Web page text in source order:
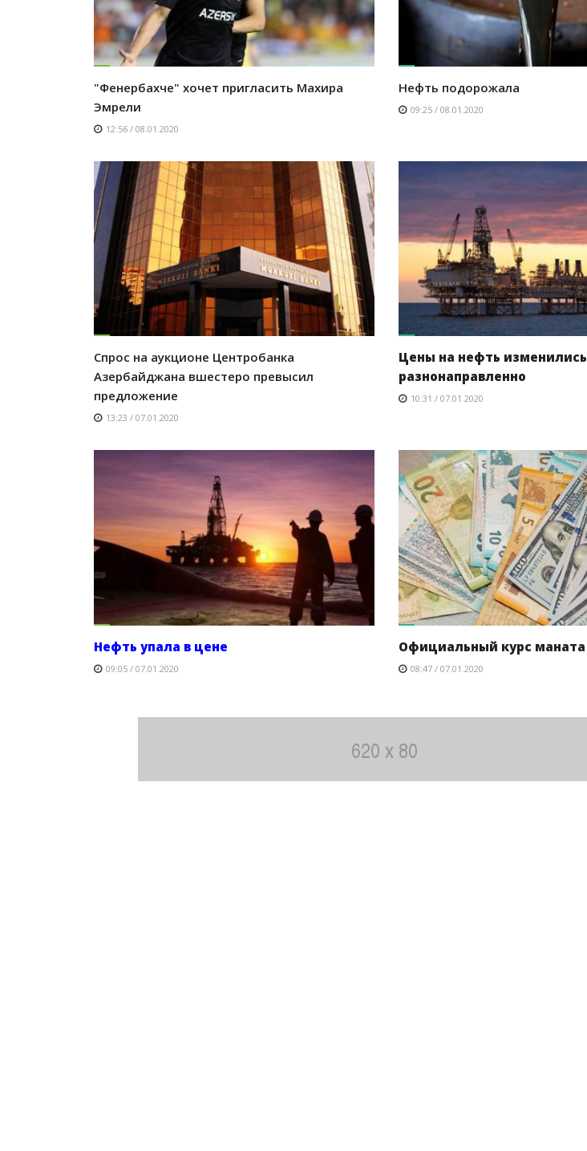
"Фенербахче" хочет пригласить Махира
Эмрели
12:56 / 08.01.2020
Нефть подорожала
09:25 / 08.01.2020
Спрос на аукционе Центробанка
Азербайджана вшестеро превысил
предложение
13:23 / 07.01.2020
Цены на нефть изменились
разнонаправленно
10:31 / 07.01.2020
Нефть упала в цене
09:05 / 07.01.2020
Официальный курс маната
08:47 / 07.01.2020